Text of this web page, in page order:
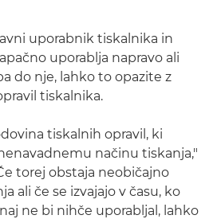
uporabnik tiskalnika in
uporablja napravo ali
do nje, lahko to opazite z
tiskalnika.
tiskalnih opravil, ki
načinu tiskanja,"
torej obstaja neobičajno
ali če se izvajajo v času, ko
ne bi nihče uporabljal, lahko